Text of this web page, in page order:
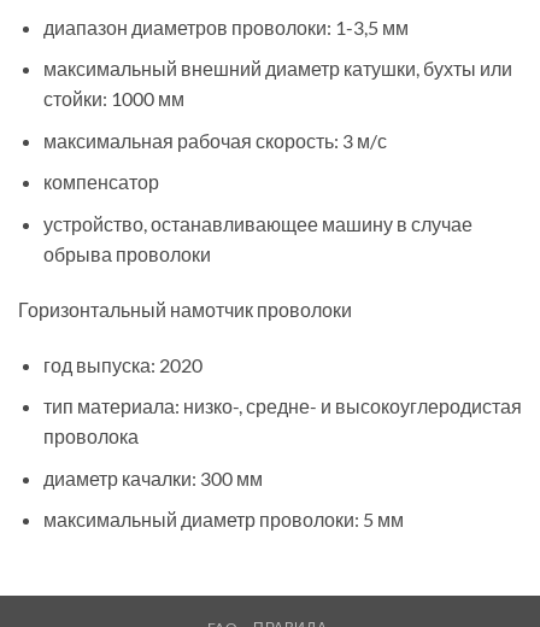
диапазон диаметров проволоки: 1-3,5 мм
максимальный внешний диаметр катушки, бухты или
стойки: 1000 мм
максимальная рабочая скорость: 3 м/с
компенсатор
устройство, останавливающее машину в случае
обрыва проволоки
Горизонтальный намотчик проволоки
год выпуска: 2020
тип материала: низко-, средне- и высокоуглеродистая
проволока
диаметр качалки: 300 мм
максимальный диаметр проволоки: 5 мм